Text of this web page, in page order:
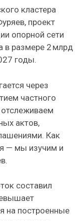
кластера
проект
опорной сети
в размере 2 млрд
годы.
через
частного
актов,
Как
— мы изучим и
составил
на построенные